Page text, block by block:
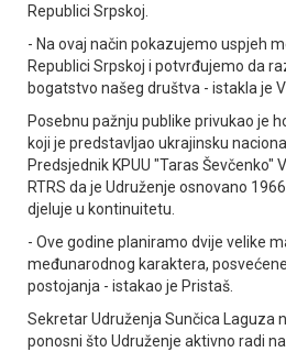
Republici Srpskoj.
- Na ovaj način pokazujemo uspjeh
Republici Srpskoj i potvrđujemo da
bogatstvo našeg društva - istakla je
Posebnu pažnju publike privukao je
koji je predstavljao ukrajinsku
Predsjednik KPUU "Taras Ševčenko"
RTRS da je Udruženje osnovano
djeluje u kontinuitetu.
- Ove godine planiramo dvije velike
međunarodnog karaktera,
postojanja - istakao je Pristaš.
Sekretar Udruženja Sunčica Laguza
ponosni što Udruženje aktivno radi